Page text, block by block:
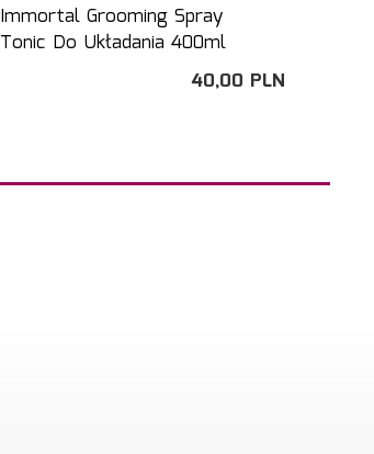
Immortal Grooming Spray
Tonic Do Układania 400ml
40,00 PLN